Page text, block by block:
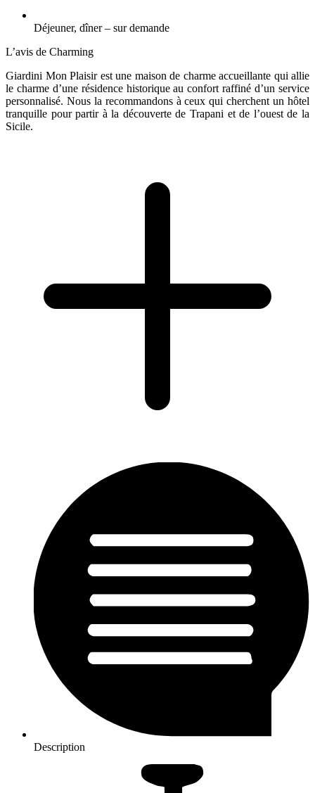
Déjeuner, dîner – sur demande
L’avis de Charming
Giardini Mon Plaisir est une maison de charme accueillante qui allie
le charme d’une résidence historique au confort raffiné d’un service
personnalisé. Nous la recommandons à ceux qui cherchent un hôtel
tranquille pour partir à la découverte de Trapani et de l’ouest de la
Sicile.
Description